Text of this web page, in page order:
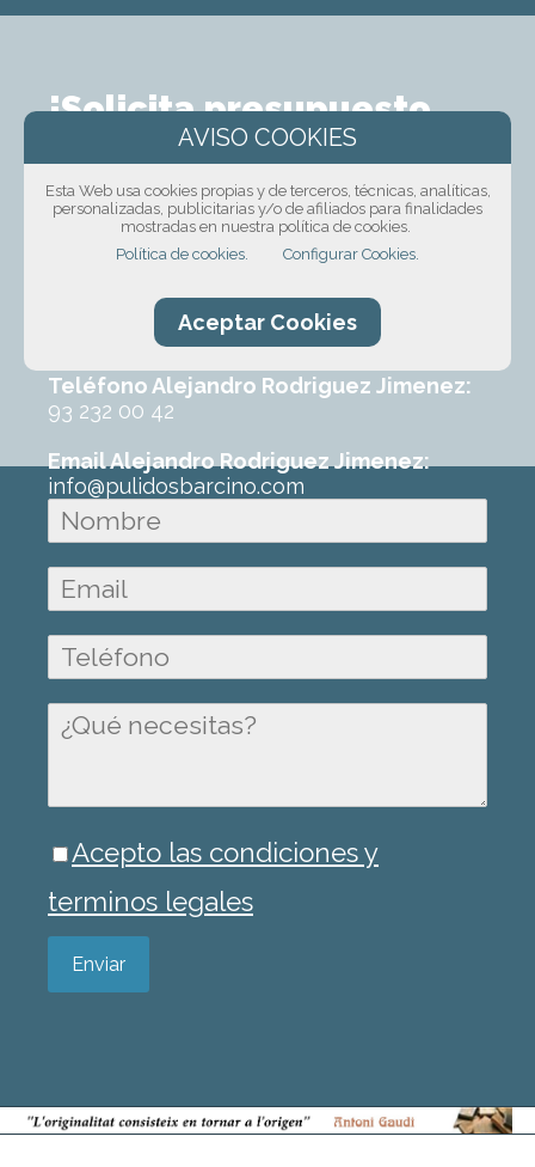
¡Solicita presupuesto
sin compromiso!
Ponte en contacto con nosotros mediante
nuestro formulario, por teléfono o correo
electrónico. Con un poco de información
ofrecerte un primer presupuesto sin
ningún compromiso.
Teléfono Alejandro Rodriguez Jimenez:
93 232 00 42
Email Alejandro Rodriguez Jimenez:
info@pulidosbarcino.com
Acepto las condiciones y
terminos legales
Enviar
Esta Web usa cookies propias y de terceros, técnicas, analíticas,
personalizadas, publicitarias y/o de afiliados para finalidades
mostradas en nuestra política de cookies.
Política de cookies.
Configurar Cookies.
Aceptar Cookies